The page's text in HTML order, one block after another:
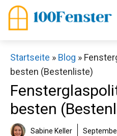
Zum
Inhalt
Startseite » Blog »
besten (Bestenliste)
besten
Sabine Keller